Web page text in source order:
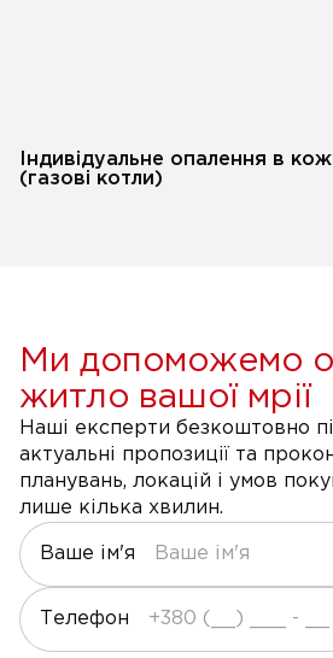
Індивідуальне опалення в
(газові котли)
Ми допоможемо
житло вашої мрії
Наші експерти безкоштовно
актуальні пропозиції та
планувань, локацій і умов
лише кілька хвилин.
Ваше ім'я
Телефон